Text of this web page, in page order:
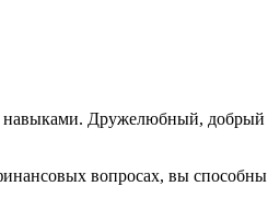
Дружелюбный,
вопросах, вы